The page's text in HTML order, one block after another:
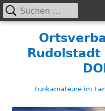
Rudolstadt
Funkamateure im
Primäres
Suchen
nach: